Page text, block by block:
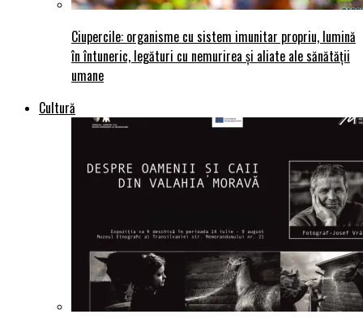
Ciupercile: organisme cu sistem imunitar propriu, lumină
în întuneric, legături cu nemurirea și aliate ale sănătății
umane
Cultură